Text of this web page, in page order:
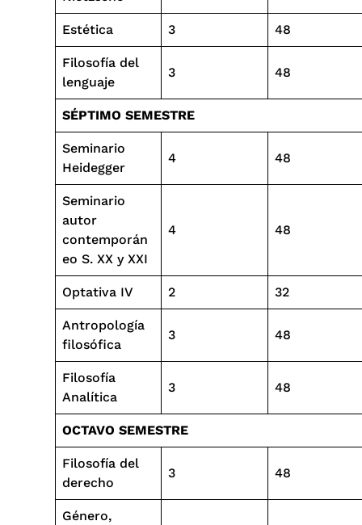
Estética 3 48
Filosofía del
lenguaje
3 48
SÉPTIMO SEMESTRE
Seminario
Heidegger
4 48
Seminario
autor
contemporán
eo S. XX y XXI
4 48
Optativa IV 2 32
Antropología
filosófica
3 48
Filosofía
Analítica
3 48
OCTAVO SEMESTRE
Filosofía del
derecho
3 48
Género,